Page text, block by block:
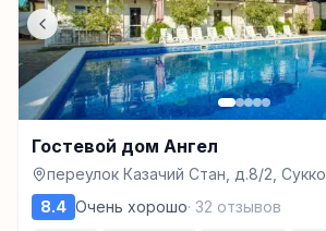
Гостевой дом Ангел
переулок Казачий Стан, д.8/2, Сукко
8.4 Очень хорошо· 32 отзывов